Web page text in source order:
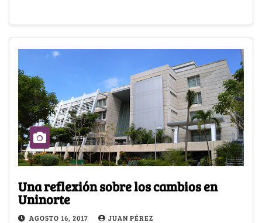
Una reflexión sobre los cambios en
Uninorte
AGOSTO 16, 2017 JUAN PÉREZ